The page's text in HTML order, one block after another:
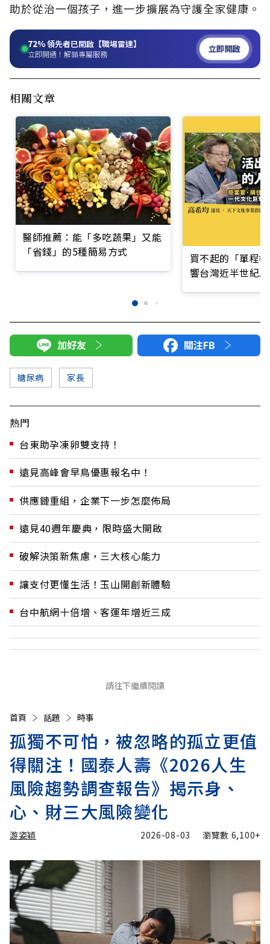
助於從治一個孩子，進一步擴展為守護全家健康。
72%領先者已開啟【職場雷達】
立即開通！解鎖專屬服務 立即開啟
相關文章
醫師推薦：能「多吃蔬果」又能
「省錢」的5種簡易方式
買不起的「單程
響台灣近半世紀
加好友 關注FB
糖尿病 家長
熱門
台東助孕凍卵雙支持！
遠見高峰會早鳥優惠報名中！
供應鏈重組，企業下一步怎麼佈局
遠見40週年慶典，限時盛大開啟
破解決策新焦慮，三大核心能力
讓支付更懂生活！玉山開創新體驗
台中航網十倍增、客運年增近三成
請往下繼續閱讀
首頁 話題 時事
孤獨不可怕，被忽略的孤立更值
得關注！國泰人壽《2026人生
風險趨勢調查報告》揭示身、
心、財三大風險變化
游姿穎 2026-08-03 瀏覽數 6,100+